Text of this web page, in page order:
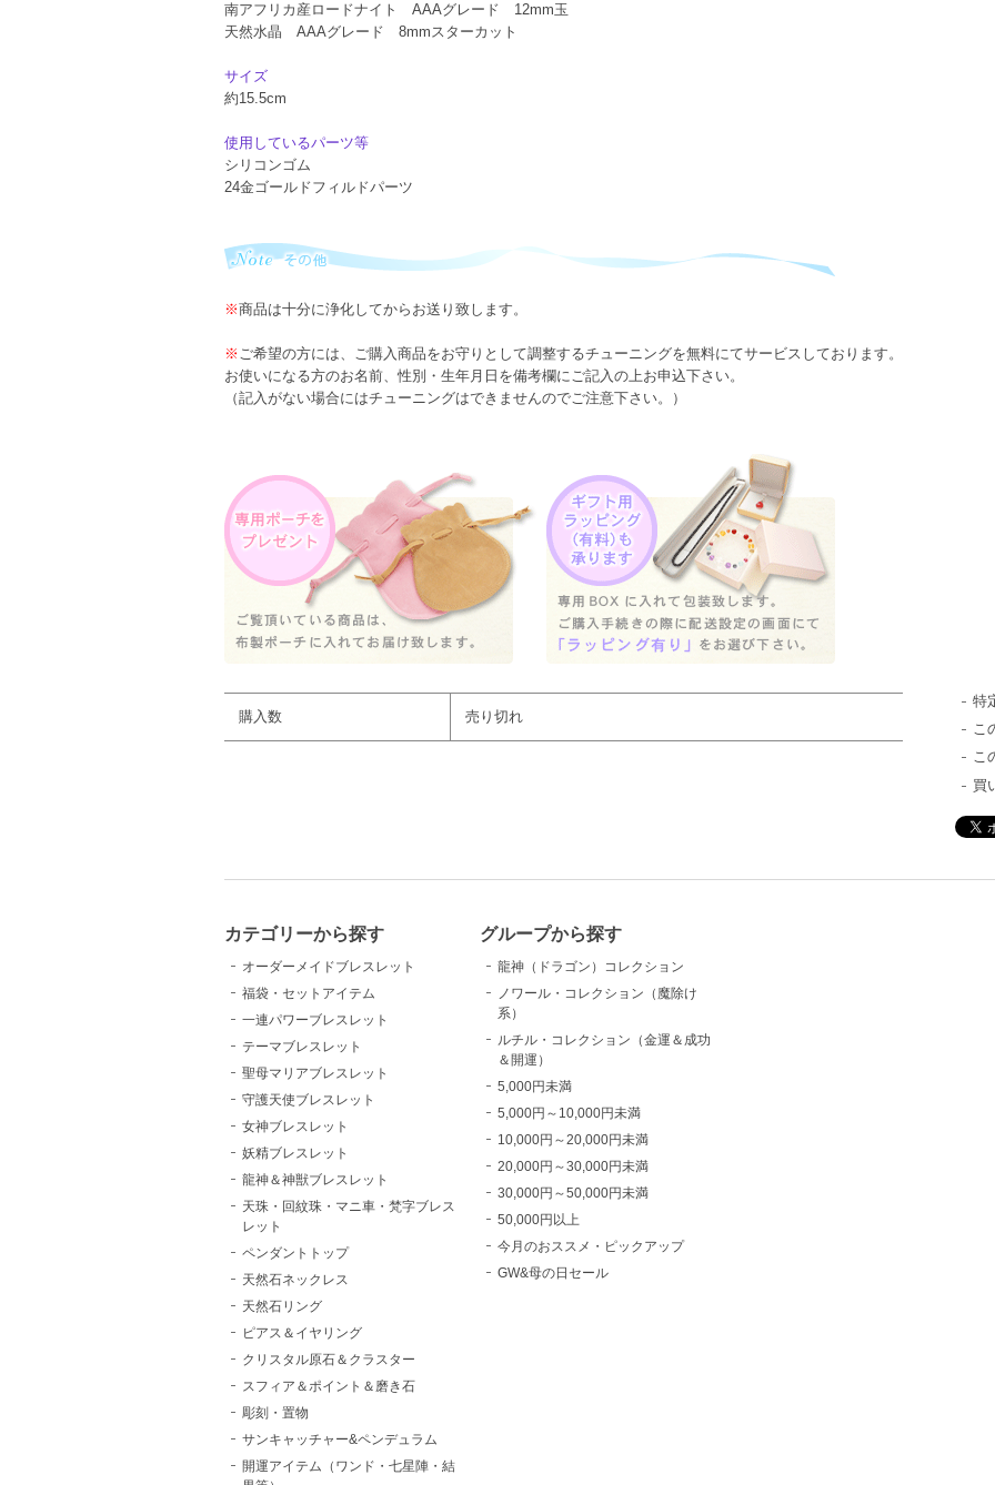
南アフリカ産ロードナイト AAAグレード 12mm玉
天然水晶 AAAグレード 8mmスターカット
サイズ
約15.5cm
使用しているパーツ等
シリコンゴム
24金ゴールドフィルドパーツ
※商品は十分に浄化してからお送り致します。
※ ご希望の方には、ご購入商品をお守りとして調整するチューニングを無料にてサービスしております。
お使いになる方のお名前、性別・生年月日を備考欄にご記入の上お申込下さい。
（記入がない場合にはチューニングはできませんのでご注意下さい。）
購入数 売り切れ
特
こ
こ
買
カテゴリーから探す
オーダーメイドブレスレット
福袋・セットアイテム
一連パワーブレスレット
テーマブレスレット
聖母マリアブレスレット
守護天使ブレスレット
女神ブレスレット
妖精ブレスレット
龍神＆神獣ブレスレット
天珠・回紋珠・マニ車・梵字ブレス
レット
ペンダントトップ
天然石ネックレス
天然石リング
ピアス＆イヤリング
クリスタル原石＆クラスター
スフィア＆ポイント＆磨き石
彫刻・置物
サンキャッチャー&ペンデュラム
開運アイテム（ワンド・七星陣・結
グループから探す
龍神（ドラゴン）コレクション
ノワール・コレクション（魔除け
系）
ルチル・コレクション（金運＆成功
＆開運）
5,000円未満
5,000円～10,000円未満
10,000円～20,000円未満
20,000円～30,000円未満
30,000円～50,000円未満
50,000円以上
今月のおススメ・ピックアップ
GW&母の日セール